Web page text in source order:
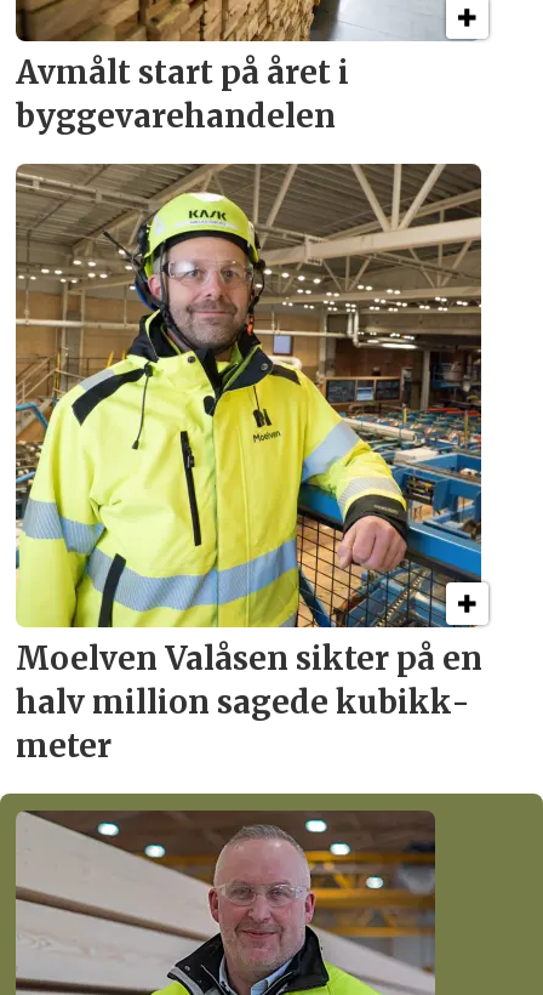
Avmålt start på året i
byggevare­handelen
Moelven Valåsen sikter på en
halv million sagede kubikk­
meter